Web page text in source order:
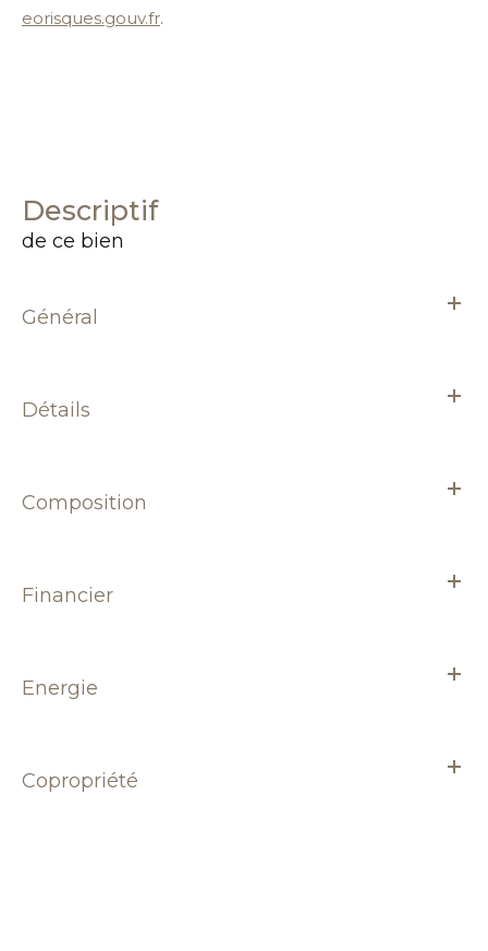
eorisques.gouv.fr.
descriptif
de ce bien
Général
Détails
Composition
Financier
Energie
Copropriété